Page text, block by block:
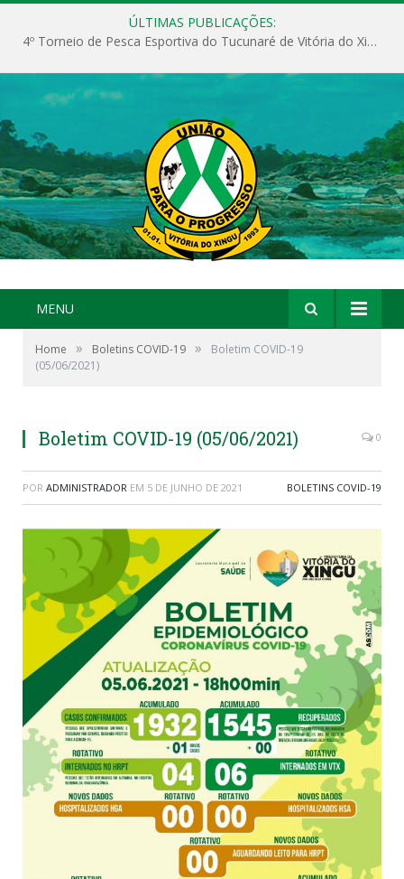
ÚLTIMAS PUBLICAÇÕES:
4º Torneio de Pesca Esportiva do Tucunaré de Vitória do Xingu
MENU
Home » Boletins COVID-19 »
Boletim COVID-19
(05/06/2021)
Boletim COVID-19 (05/06/2021) 0
POR ADMINISTRADOR EM 5 DE JUNHO DE 2021 BOLETINS COVID-19